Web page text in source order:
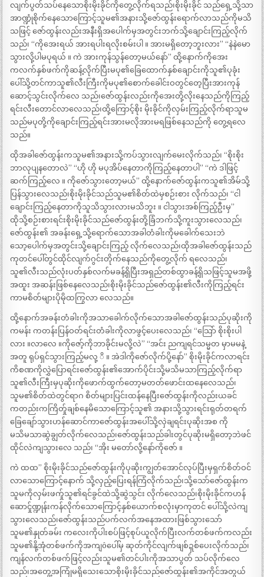
လျက်ပွတ်သပ်နေသောစိုးမိုးခိုင်ကိုတွေ့လိုက်ရသည်၊စိုးမိုးခိုင် သည်ရှေ့သို့သာ
အာဏ္ဍုံစိုက်နေသောကြောင့်သူမ၏အနားသို့ဇော်ထွန်းရောက်လာသည်ကိုမသိ
သဖြင့် ဇော်ထွန်းလည်းအနီးရှိအပေါက်မှအတွင်းဘက်သို့ချောင်းကြည့်လိုက်
သည်၊ “ကိုအေးရယ် အားရပါးရလိုးစမ်းပါ ။ အားမရှိတော့ဘူးလား” “နဲနဲမော
သွားလို့ပါမပုရယ် ။ ကဲ အားကုန်သွန်တော့မယ်နော်” ထို့နောက်ကိုအေး
ကလက်နှစ်ဖက်ကိုဆန့်လိုက်ပြီးမပု၏ခြေထောက်နှစ်ချောင်းကိုသူ၏ပုခုံး
ပေါ်သို့တင်ကာသူ၏လီးကြီးကိုမပု၏စောက်ခေါင်းဝတွင်တေ့ပြီးအားကုန်
ဆောင့်သွင်းလိုက်လေ သည်၊ဇော်ထွန်းလည်းကိုအေးတို့လိုးနေသည်ကိုကြည့်
ရင်းလီးတောင်လာလေသည်၊ထို့ကြောင့်စိုး မိုးခိုင်ကိုလှမ်းကြည့်လိုက်ရာသူမ
သည်မပုတို့ကိုချောင်းကြည့်ရင်းအားမလိုအားမရဖြစ်နေသည်ကို တွေ့ရလေ
သည်။
ထိုအခါဇော်ထွန်းကသူမ၏အနားသို့ကပ်သွားလျက်မေးလိုက်သည်၊ “စိုးစိုး
ဘာလုပျနတောလဲ” “ဟို ဟို မပုအိပ်နေတာကိုကြည့်နေတာပါ” “ကဲ ဒါဖြင့်
ဆက်ကြည့်လေ ။ ကိုဇော်သွားတော့မယ်” ထို့နောက်ဇော်ထွန်းကသူ၏အိမ်သို့
ပြန်သွားလေသည်၊စိုးမိုးခိုင်သည်သူမ၏စိတ်ထဲမှစဉ်းစား လိုက်သည်၊ “ငါ
ချောင်းကြည့်နေတာကိုသူသိသွားလားမသိဘူး ။ ငါသွားအစ်ကြည့်ဦးမှ”
ထိုသို့စဉ်းစားရင်းစိုးမိုးခိုင်သည်ဇော်ထွန်းတို့ခြံဘက်သို့ကူးသွားလေသည်၊
ဇော်ထွန်း၏ အခန်းရှေ့သို့ရောက်သောအခါတံခါးကိုမခေါက်သေးဘဲ
သော့ပေါက်မှအတွင်းသို့ချောင်းကြည့် လိုက်လေသည်၊ထိုအခါဇော်ထွန်းသည်
ကုတင်ပေါ်တွင်ထိုင်လျက်ဂွင်းတိုက်နေသည်ကိုတွေ့လိုက် ရလေသည်၊
သူ၏လီးသည်လုံးပတ်နှစ်လက်မခန့်ရှိပြီးအရှည်တစ်ထွာခန့်ရှိသဖြင့်သူမအဖို့
အထူး အဆန်းဖြစ်နေလေသည်၊စိုးမိုးခိုင်သည်ဇော်ထွန်း၏လီးကိုကြည့်ရင်း
ကာမစိတ်များပိုမိုထကြွလာ လေသည်။
ထို့နောက်အခန်းတံခါးကိုအသာခေါက်လိုက်သောအခါဇော်ထွန်းသည်ပုဆိုးကို
ကမန်း ကတန်းပြန်ဝတ်ရင်းတံခါးကိုလာဖွင့်ပေးလေသည်၊ “သြော် စိုးစိုးပါ
လား ။လာလေ ။ကိုဇော့်ကိုဘာခိုင်းမလို့လဲ” “အင်း ညကျရင်သမ္မတ မှာမမနဲ့
အတူ ရုပ်ရှင်သွားကြည့်မလု့ ိ ။ အဲဒါကိုဇော်လိုက်ပို့နော်” စိုးမိုးခိုင်ကလာရင်း
ကိစဏကိုလွှဲပြောရင်းဇော်ထွန်း၏အောက်ပိုင်းသို့မသိမသာကြည့်လိုက်ရာ
သူ၏လီးကြီးမှပုဆိုးကိုဖောက်ထွက်တော့မတတ်ဖောင်းထနေလေသည်၊
သူမ၏စိတ်ထဲတွင်ရာဂ စိတ်များပြင်းထန်နေပြီးဇော်ထွန်းကိုလည်းယခင်
ကတည်းကကြိတ်ှုချစ်နေမိသောကြောင့်သူ၏ အနားသို့သွားရင်းရုတ်တရက်
ခြေချော်သွားဟန်ဆောင်ကာဇော်ထွန်းအပေါ်သို့လှဲချရင်းပုဆိုးအစ ကို
မသိမသာဆွဲချွတ်လိုက်လေသည်၊ဇော်ထွန်းသည်ခါးတွင်ပုဆိုးမရှိတော့ဘဲဖင်
ထိုင်လဲကျသွားလေ သည်၊ “အိုး မတော်လို့နော်ကိုဇော် ။
ကဲ ထထ” စိုးမိုးခိုင်သည်ဇော်ထွန်းကိုပုဆိုးကျွတ်အောင်လုပ်ပြီးမှရှက်စိတ်ဝင်
လာသောကြောင့်နောက် သို့လှည့်ပြေးရန်ကြံလိုက်သည်၊သို့သော်ဇော်ထွန်းက
သူမကိုလှမ်းဖက်ှုသူ၏ရင်ခွင်ထဲသို့ဆွဲသွင်း လိုက်လေသည်၊စိုးမိုးခိုင်ကဟန်
ဆောင်ှုဏ္ဍုန်းကန်လိုက်သောကြောင့်နှစ်ယောက်စလုံးမှာကုတင် ပေါ်သို့လဲကျ
သွားလေသည်၊ဇော်ထွန်းသည်ပက်လက်အနေအထားဖြစ်သွားသော်
သူမ၏နှုတ်ခမ်း ကလေးကိုပါးစပ်ဖြင့်စုပ်ယူလိုက်ပြီးလက်တစ်ဖက်ကလည်း
သူမ၏နို့အုံတစ်ဖက်ကိုအကျôပေါ်မှ ဆုတ်ကိုင်လျက်ဖျစ်ဍှစ်ပေးလိုက်သည်၊
ကျန်လက်တစ်ဖက်ဖြင့်လည်းသူမ၏တင်ပါးကိုအသာပွတ် သပ်လိုက်လေ
သည်၊အတွေ့အကြုံမရှိသေးသောစိုးမိုးခိုင်သည်ဇော်ထွန်း၏အကိုင်အတွယ်